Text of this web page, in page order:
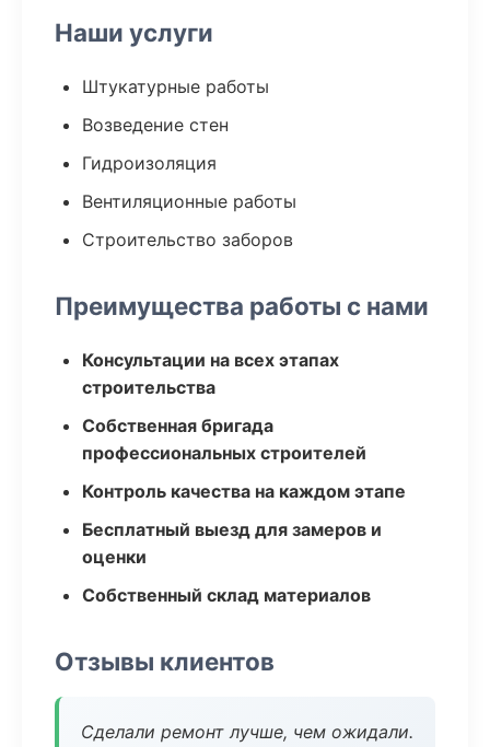
Наши услуги
Штукатурные работы
Возведение стен
Гидроизоляция
Вентиляционные работы
Строительство заборов
Преимущества работы с нами
Консультации на всех этапах
строительства
Собственная бригада
профессиональных строителей
Контроль качества на каждом этапе
Бесплатный выезд для замеров и
оценки
Собственный склад материалов
Отзывы клиентов
Сделали ремонт лучше, чем ожидали.